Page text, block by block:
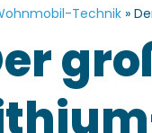
Technik»